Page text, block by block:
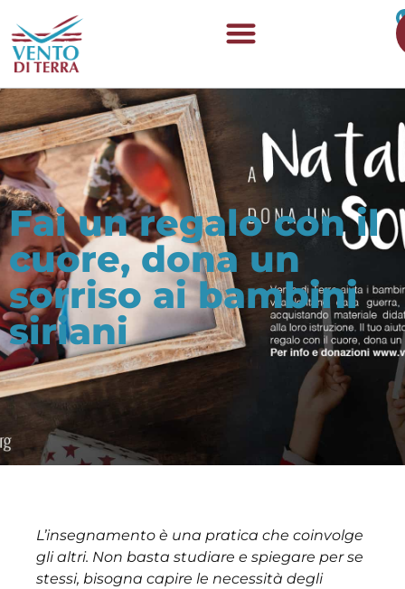
Fai un regalo con il
cuore, dona un
sorriso ai bambini
siriani
L’insegnamento è una pratica che coinvolge
gli altri. Non basta studiare e spiegare per se
stessi, bisogna capire le necessità degli